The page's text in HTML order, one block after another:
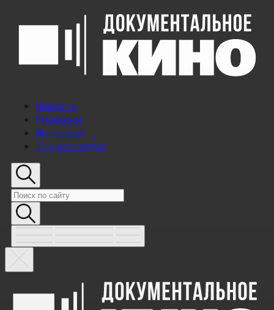
Новости
Рецензии
Интервью
Энциклопедия